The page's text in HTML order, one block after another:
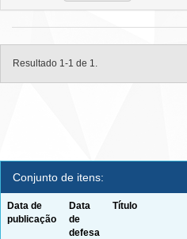
Resultado 1-1 de 1.
Conjunto de itens:
Data de
publicação
Data
de
defesa
Título